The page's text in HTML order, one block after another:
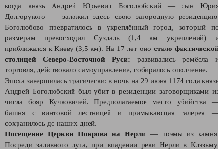
когда князь Андрей Юрьевич Боголюбский — сын
Долгорукого — заложил здесь свою загородную
Боголюбово превратилось в укреплённый город, который
размерам превосходил Суздаль (1,4 км укреплений)
приближался к Киеву (3,5 км). На 17 лет оно стало
столицей Северо‑Восточной Руси: развивались ремёсла
торговля, действовало самоуправление, собиралось ополчение.
Эпоха завершилась трагически: в ночь на 29 июня 1174 года
Андрей Боголюбский был убит в резиденции заговорщиками
числа бояр Кучковичей. Предполагаемое место убийства
башня с винтовой лестницей и примыкающая галерея
сохранилось до наших дней.
Посещение Церкви Покрова на Нерли — поэмы из
Посреди заливного луга, при впадении реки Нерли в